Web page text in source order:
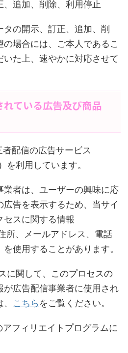
追加、削除、利用停止
の開示、訂正、追加、削
場合には、ご本人であるこ
いた上、速やかに対応させて
ている広告及び商品
配信の広告サービス
を利用しています。
業者は、ユーザーの興味に応
広告を表示するため、当サイ
セスに関する情報
所、メールアドレス、電話
使用することがあります。
に関して、このプロセスの
が広告配信事業者に使用され
こちら をご覧ください。
フィリエイトプログラムに